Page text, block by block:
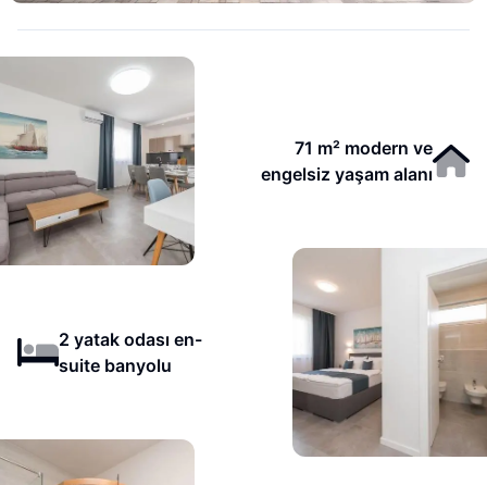
71 m² modern ve
engelsiz yaşam alanı
2 yatak odası en-
suite banyolu